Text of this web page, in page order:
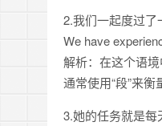
2.我们一起度过了
We have
解析：在这个语境
通常使用“段”来
3.她的任务就是每